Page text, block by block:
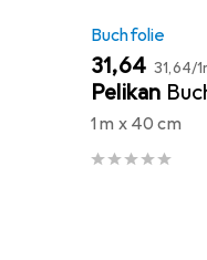
Buchfolie
EUR
31,64 EUR
31,64/
Pelikan
1 m x 40 cm